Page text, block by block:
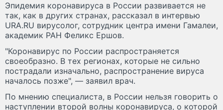
Эпидемия коронавируса в России развивается не
так, как в других странах, рассказал в интервью
URA.RU вирусолог, сотрудник центра имени Гамалеи,
академик РАН Феликс Ершов.
"Коронавирус по России распространяется
своеобразно. В тех регионах, которые не сильно
пострадали изначально, распространение вируса
началось позже", — заявил врач.
По мнению специалиста, в России нельзя говорить о
наступлении второй волны коронавируса, о которой